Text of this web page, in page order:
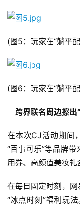
(图5：玩家在“躺平
(图6：玩家在“躺平
跨界联名周边擦出
在本次CJ活动期间
“百事可乐”等品牌
用券、高颜值美妆
在每日固定时刻，
“冰点时刻”福利玩